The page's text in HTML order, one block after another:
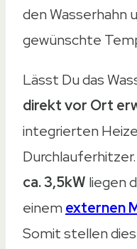
den Wasserhahn
gewünschte
Lässt Du das
direkt vor Ort
integrierten
ca. 3,5kW liegen
einemexternen
Somit stellen